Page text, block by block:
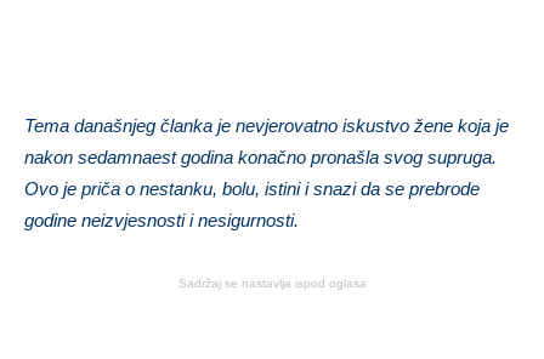
Tema današnjeg članka je nevjerovatno iskustvo žene koja je
nakon sedamnaest godina konačno pronašla svog supruga.
Ovo je priča o nestanku, bolu, istini i snazi da se prebrode
godine neizvjesnosti i nesigurnosti.
Sadržaj se nastavlja ispod oglasa